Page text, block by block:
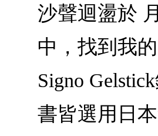
沙聲迴盪於
中，找到我
Signo
書皆選用日